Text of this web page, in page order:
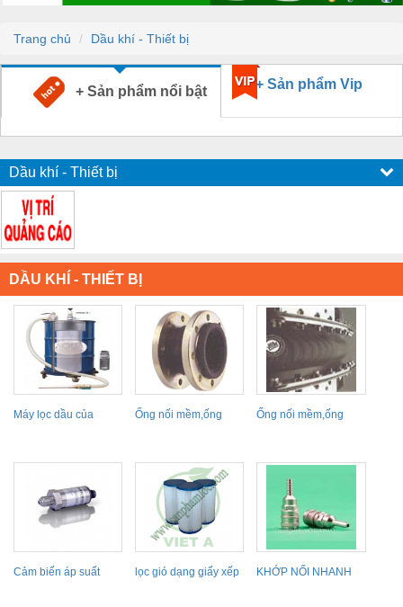
Trang chủ Dầu khí - Thiết bị
+ Sản phẩm nổi bật + Sản phẩm Vip
Dầu khí - Thiết bị
DẦU KHÍ - THIẾT BỊ
Máy lọc dầu của
Ống nối mềm,ống
Ống nối mềm,ống
Cảm biến áp suất
lọc gió dạng giấy xếp
KHỚP NỐI NHANH